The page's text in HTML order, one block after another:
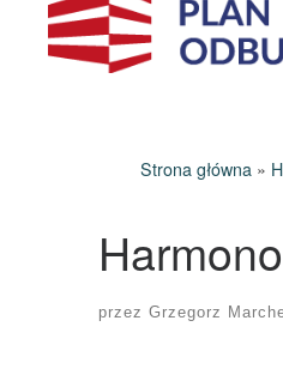
Strona główna »
przezGrzegorz